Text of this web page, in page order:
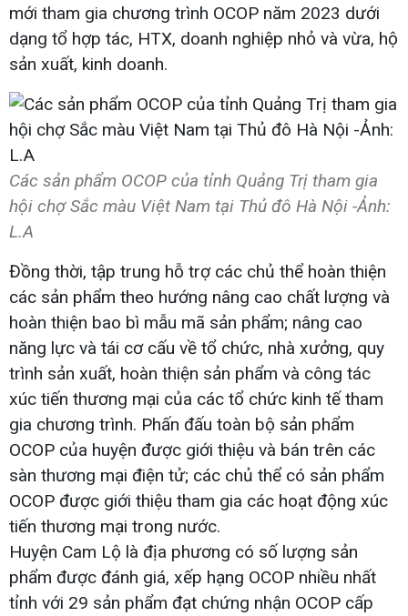
mới tham gia chương trình OCOP năm 2023 dưới
dạng tổ hợp tác, HTX, doanh nghiệp nhỏ và vừa, hộ
sản xuất, kinh doanh.
Các sản phẩm OCOP của tỉnh Quảng Trị tham gia
hội chợ Sắc màu Việt Nam tại Thủ đô Hà Nội -Ảnh:
L.A
Đồng thời, tập trung hỗ trợ các chủ thể hoàn thiện
các sản phẩm theo hướng nâng cao chất lượng và
hoàn thiện bao bì mẫu mã sản phẩm; nâng cao
năng lực và tái cơ cấu về tổ chức, nhà xưởng, quy
trình sản xuất, hoàn thiện sản phẩm và công tác
xúc tiến thương mại của các tổ chức kinh tế tham
gia chương trình. Phấn đấu toàn bộ sản phẩm
OCOP của huyện được giới thiệu và bán trên các
sàn thương mại điện tử; các chủ thể có sản phẩm
OCOP được giới thiệu tham gia các hoạt động xúc
tiến thương mại trong nước.
Huyện Cam Lộ là địa phương có số lượng sản
phẩm được đánh giá, xếp hạng OCOP nhiều nhất
tỉnh với 29 sản phẩm đạt chứng nhận OCOP cấp